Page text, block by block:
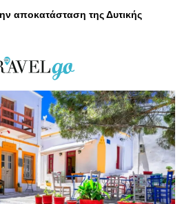
αποκατάσταση της Δυτικής